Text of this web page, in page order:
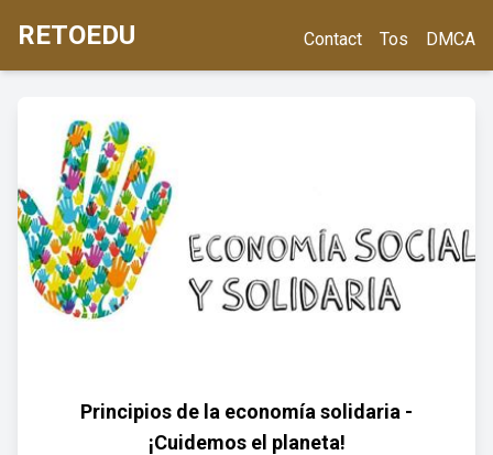
RETOEDU Contact Tos DMCA
Principios de la economía solidaria -
¡Cuidemos el planeta!